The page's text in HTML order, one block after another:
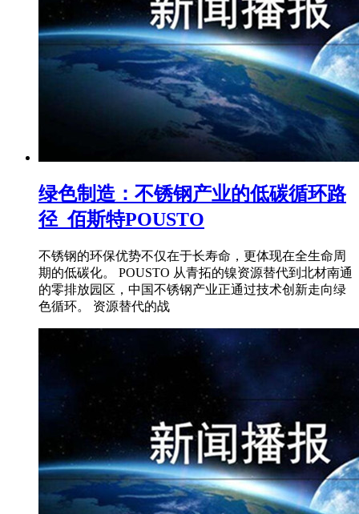
绿色制造：不锈钢产业的低碳循环路
径_佰斯特POUSTO
不锈钢的环保优势不仅在于长寿命，更体现在全生命周
期的低碳化。 POUSTO 从青拓的镍资源替代到北材南通
的零排放园区，中国不锈钢产业正通过技术创新走向绿
色循环。 资源替代的战